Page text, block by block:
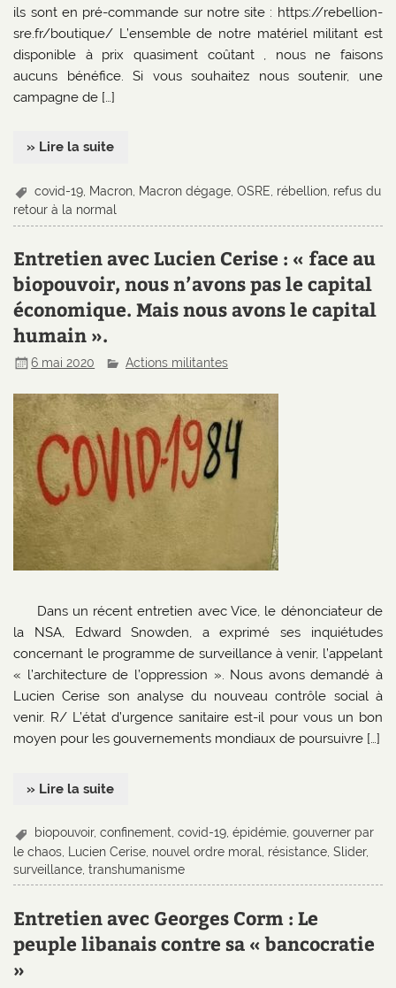
ils sont en pré-commande sur notre site : https://rebellion-
sre.fr/boutique/ L’ensemble de notre matériel militant est
disponible à prix quasiment coûtant , nous ne faisons
aucuns bénéfice. Si vous souhaitez nous soutenir, une
campagne de […]
» Lire la suite
covid-19 Macron Macron dégage ,OSRE rébellion refus du
retour à la normal
Entretien avec Lucien Cerise : « face au
biopouvoir, nous n’avons pas le capital
économique. Mais nous avons le capital
humain ».
6 mai 2020 Actions militantes
Dans un récent entretien avec Vice, le dénonciateur de
la NSA, Edward Snowden, a exprimé ses inquiétudes
concernant le programme de surveillance à venir, l’appelant
« l’architecture de l’oppression ». Nous avons demandé à
Lucien Cerise son analyse du nouveau contrôle social à
venir. R/ L’état d’urgence sanitaire est-il pour vous un bon
moyen pour les gouvernements mondiaux de poursuivre […]
» Lire la suite
biopouvoir,confinement ,covid-19 ,épidémie ,gouverner par
le chaos Lucien Cerise nouvel ordre moral résistance ,Slider,
surveillance ,transhumanisme
Entretien avec Georges Corm : Le
peuple libanais contre sa « bancocratie
»